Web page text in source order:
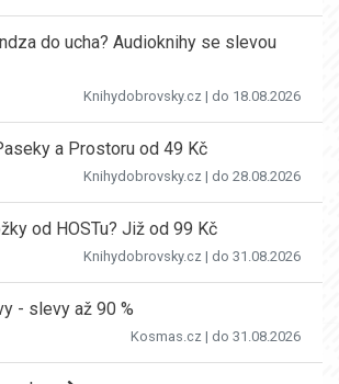
do ucha? Audioknihy se slevou
Knihydobrovsky.cz | do 18.08.2026
a Prostoru od 49 Kč
Knihydobrovsky.cz | do 28.08.2026
od HOSTu? Již od 99 Kč
Knihydobrovsky.cz | do 31.08.2026
- slevy až 90 %
Kosmas.cz | do 31.08.2026